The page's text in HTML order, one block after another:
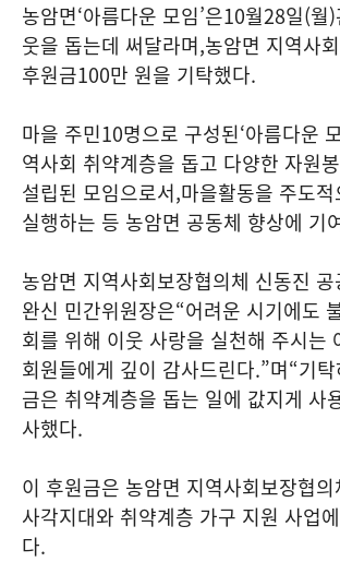
농암면‘아름다운 모임’은10월28일(월)
웃을 돕는데 써달라며,농암면 지역사
후원금100만 원을 기탁했다.
마을 주민10명으로 구성된‘아름다운
역사회 취약계층을 돕고 다양한 자원
설립된 모임으로서,마을활동을 주도
실행하는 등 농암면 공동체 향상에 기
농암면 지역사회보장협의체 신동진
완신 민간위원장은“어려운 시기에도
회를 위해 이웃 사랑을 실천해 주시는
회원들에게 깊이 감사드린다.”며“기
금은 취약계층을 돕는 일에 값지게 사
사했다.
이 후원금은 농암면 지역사회보장협
사각지대와 취약계층 가구 지원 사업
다.